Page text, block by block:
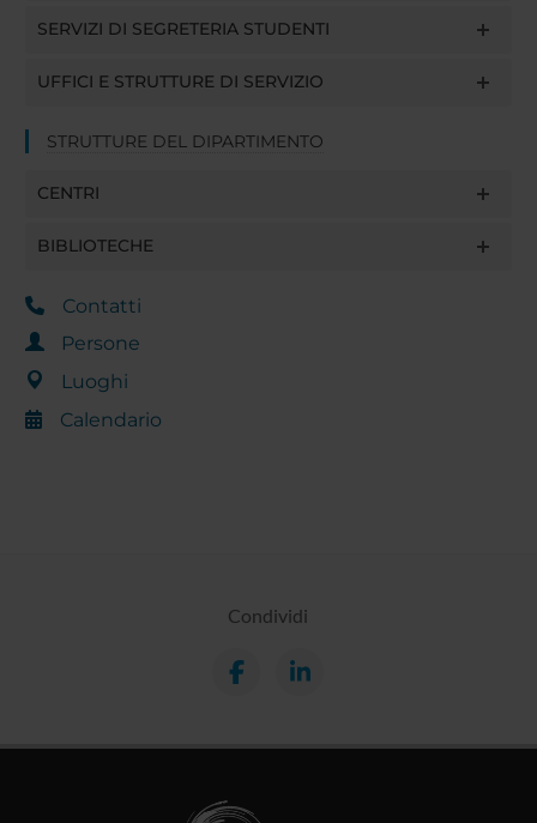
SERVIZI DI SEGRETERIA STUDENTI
UFFICI E STRUTTURE DI SERVIZIO
STRUTTURE DEL DIPARTIMENTO
CENTRI
BIBLIOTECHE
Contatti
Persone
Luoghi
Calendario
Condividi